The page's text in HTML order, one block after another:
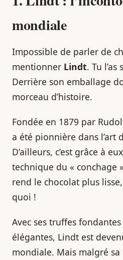
mondiale
Impossible de parler de
mentionner Lindt. Tu
Derrière son emballage
morceau d’histoire.
Fondée en 1879 par
a été pionnière dans l’art
D’ailleurs, c’est grâce à
technique du « conchage
rend le chocolat plus
quoi !
Avec ses truffes
élégantes, Lindt est
mondiale. Mais malgré